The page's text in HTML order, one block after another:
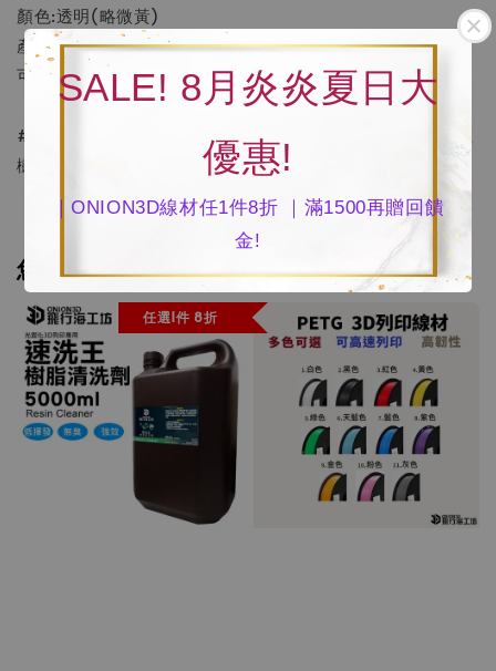
SALE! 8月炎炎夏日大
優惠!
｜ONION3D線材任1件8折 ｜滿1500再贈回饋
金!
顏色:透明(略微黃)
產地:100%台灣製
可另購染劑調顏色(可參考本賣場染劑)
#ONION #光固化樹脂 #3D列印 #LCD #DLP #ABS #光敏
樹脂 #XCUBE #科藍蒂 #MINIQ
您可能也喜歡
任選1件 8折